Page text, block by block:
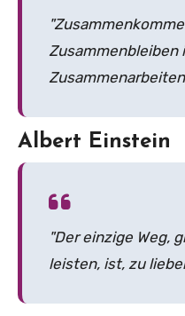
Albert Einstein
"Der einzige Weg,
leisten, ist, zu